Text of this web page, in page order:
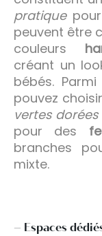
pratiquepour
peuvent être
couleurs
créant un
bébés.
pouvez
vertes dorées
pour des
branches
mixte.
– Espaces